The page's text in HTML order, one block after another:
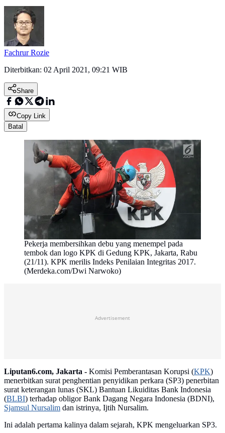
Fachrur Rozie
Diterbitkan: 02 April 2021, 09:21 WIB
Share
Copy Link
Batal
Pekerja membersihkan debu yang menempel pada
tembok dan logo KPK di Gedung KPK, Jakarta, Rabu
(21/11). KPK merilis Indeks Penilaian Integritas 2017.
(Merdeka.com/Dwi Narwoko)
Advertisement
Liputan6.com, Jakarta - Komisi Pemberantasan Korupsi (KPK)
menerbitkan surat penghentian penyidikan perkara (SP3) penerbitan
surat keterangan lunas (SKL) Bantuan Likuiditas Bank Indonesia
(BLBI) terhadap obligor Bank Dagang Negara Indonesia (BDNI),
Sjamsul Nursalim dan istrinya, Ijtih Nursalim.
Ini adalah pertama kalinya dalam sejarah, KPK mengeluarkan SP3.